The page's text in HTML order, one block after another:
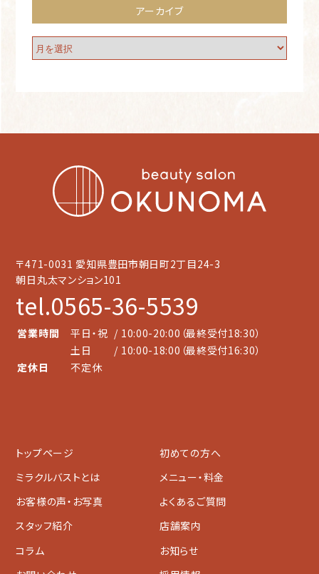
アーカイブ
〒471-0031 愛知県豊田市朝日町2丁目24-3
朝日丸太マンション101
tel.0565-36-5539
営業時間 平日・祝 / 10:00-20:00（最終受付18:30）
土日
/ 10:00-18:00（最終受付16:30）
定休日
不定休
トップページ
初めての方へ
ミラクルバストとは
メニュー・料金
お客様の声・お写真
よくあるご質問
スタッフ紹介
店舗案内
コラム
お知らせ